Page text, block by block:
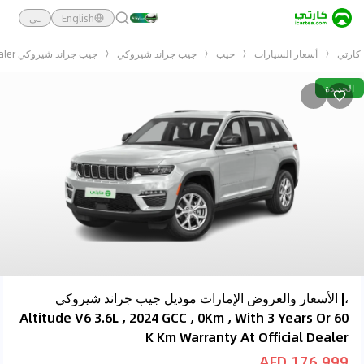
English ـي
كارتي أسعار السيارات جيب جيب جراند شيروكي جيب جراند شيروكي Altitude V6 3.6L , 2024 GCC , 0Km , With 3 Years Or 60 K Km Warranty At Official Dealer
الجديدة
،| الأسعار والعروض الإمارات موديل جيب جراند شيروكي
Altitude V6 3.6L , 2024 GCC , 0Km , With 3 Years Or 60
K Km Warranty At Official Dealer